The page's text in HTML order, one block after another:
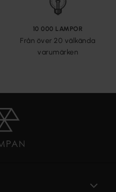
10 000 LAMPOR
Från över 20 välkända
varumärken